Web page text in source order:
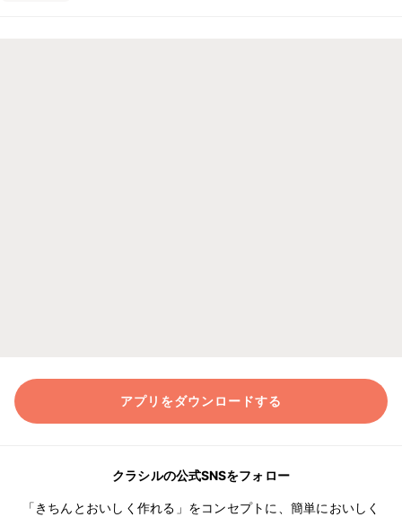
アプリをダウンロードする
クラシルの公式SNSをフォロー
「きちんとおいしく作れる」をコンセプトに、簡単においしく